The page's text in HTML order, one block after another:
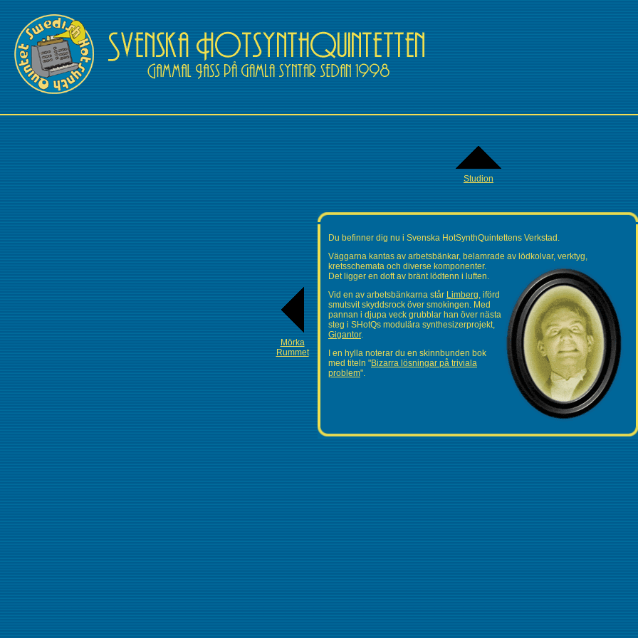
Studion
Mörka
Rummet
Du befinner dig nu i Svenska HotSynthQuintettens Verkstad.
Väggarna kantas av arbetsbänkar, belamrade av lödkolvar, verktyg,
kretsschemata och diverse komponenter.
Det ligger en doft av bränt lödtenn i luften.
Vid en av arbetsbänkarna står Limberg, iförd
smutsvit skyddsrock över smokingen. Med
pannan i djupa veck grubblar han över nästa
steg i SHotQs modulära synthesizerprojekt,
Gigantor.
I en hylla noterar du en skinnbunden bok
med titeln "Bizarra lösningar på triviala
problem".